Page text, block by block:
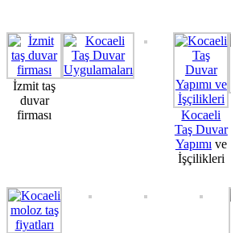
İzmit taş
duvar
firması
Kocaeli
Taş Duvar
Yapımı ve
İşçilikleri